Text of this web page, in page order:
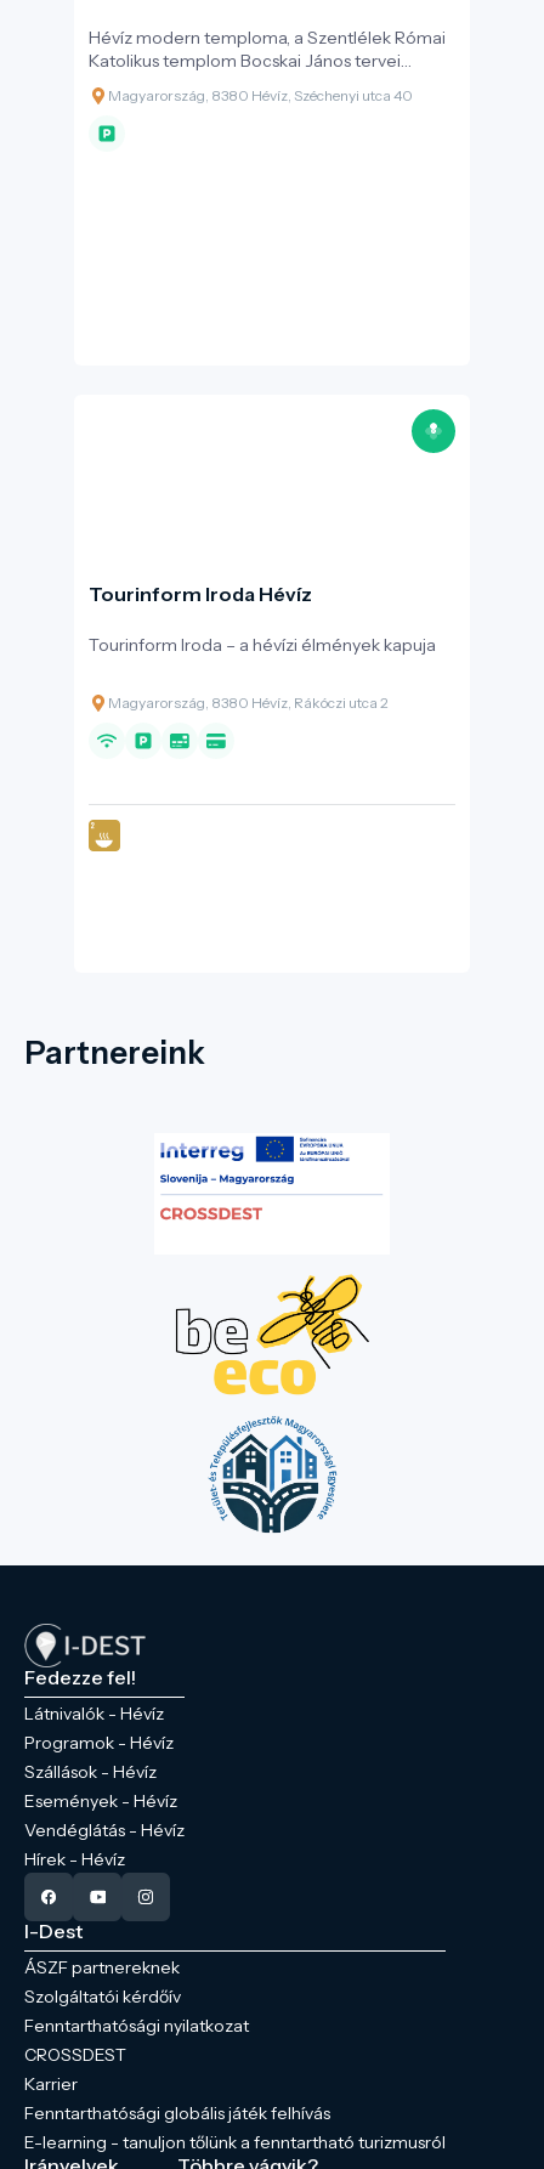
Hévíz modern temploma, a Szentlélek Római
Katolikus templom Bocskai János tervei
alapján épült, a helyi közösség támogatásával,
három év alatt. Felszentelésére 1999.
szeptember 9-én, a „9-esek napján” került sor
Magyarország, 8380 Hévíz, Széchenyi utca 40
Tourinform Iroda Hévíz
Tourinform Iroda – a hévízi élmények kapuja
Magyarország, 8380 Hévíz, Rákóczi utca 2
Partnereink
Fedezze fel!
Látnivalók - Hévíz
Programok - Hévíz
Szállások - Hévíz
Események - Hévíz
Vendéglátás - Hévíz
Hírek - Hévíz
I-Dest
ÁSZF partnereknek
Szolgáltatói kérdőív
Fenntarthatósági nyilatkozat
CROSSDEST
Karrier
Fenntarthatósági globális játék felhívás
E-learning - tanuljon tőlünk a fenntartható turizmusról